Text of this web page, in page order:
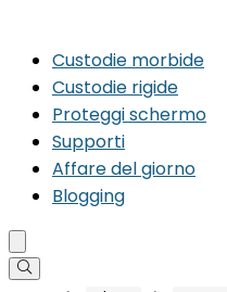
Custodie morbide
Custodie rigide
Proteggi schermo
Supporti
Affare del giorno
Blogging